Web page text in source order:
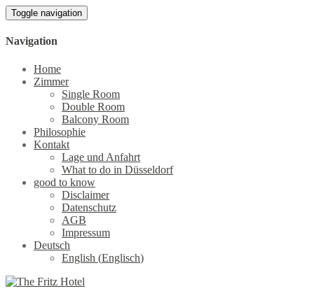
Toggle navigation
Navigation
Home
Zimmer
Single Room
Double Room
Balcony Room
Philosophie
Kontakt
Lage und Anfahrt
What to do in Düsseldorf
good to know
Disclaimer
Datenschutz
AGB
Impressum
Deutsch
English (Englisch)